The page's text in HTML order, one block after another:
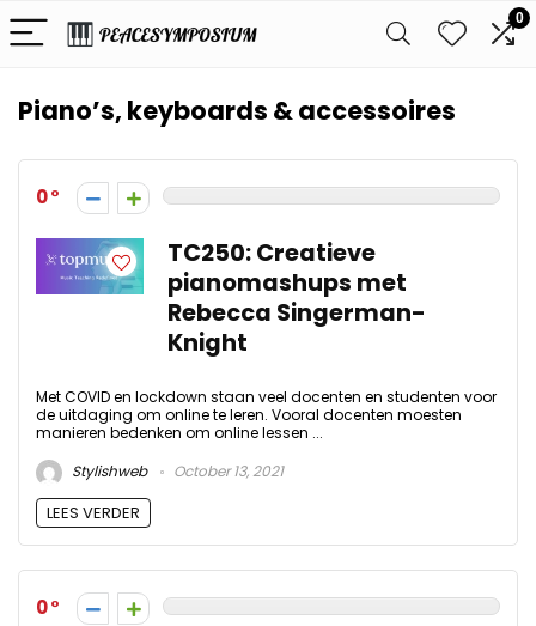
0
Piano’s, keyboards & accessoires
0
TC250: Creatieve
pianomashups met
Rebecca Singerman-
Knight
Met COVID en lockdown staan ​​veel docenten en studenten voor
de uitdaging om online te leren. Vooral docenten moesten
manieren bedenken om online lessen ...
Stylishweb
October 13, 2021
LEES VERDER
0